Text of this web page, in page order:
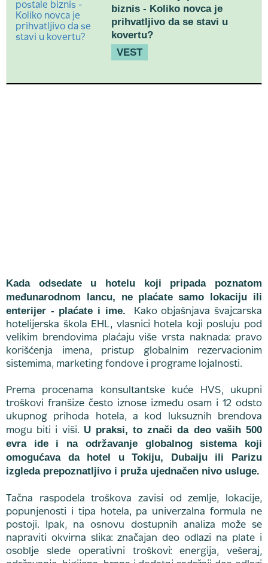
biznis - Koliko novca je
prihvatljivo da se stavi u
kovertu?
VEST
Kada odsedate u hotelu koji pripada poznatom
međunarodnom lancu, ne plaćate samo lokaciju ili
enterijer - plaćate i ime.
Kako objašnjava švajcarska
hotelijerska škola EHL, vlasnici hotela koji posluju pod
velikim brendovima plaćaju više vrsta naknada: pravo
korišćenja imena, pristup globalnim rezervacionim
sistemima, marketing fondove i programe lojalnosti.
Prema procenama konsultantske kuće HVS, ukupni
troškovi franšize često iznose između osam i 12 odsto
ukupnog prihoda hotela, a kod luksuznih brendova
mogu biti i viši. U praksi, to znači da deo vaših 500
evra ide i na održavanje globalnog sistema koji
omogućava da hotel u Tokiju, Dubaiju ili Parizu
izgleda prepoznatljivo i pruža ujednačen nivo usluge.
Tačna raspodela troškova zavisi od zemlje, lokacije,
popunjenosti i tipa hotela, pa univerzalna formula ne
postoji. Ipak, na osnovu dostupnih analiza može se
napraviti okvirna slika: značajan deo odlazi na plate i
osoblje slede operativni troškovi: energija, vešeraj,